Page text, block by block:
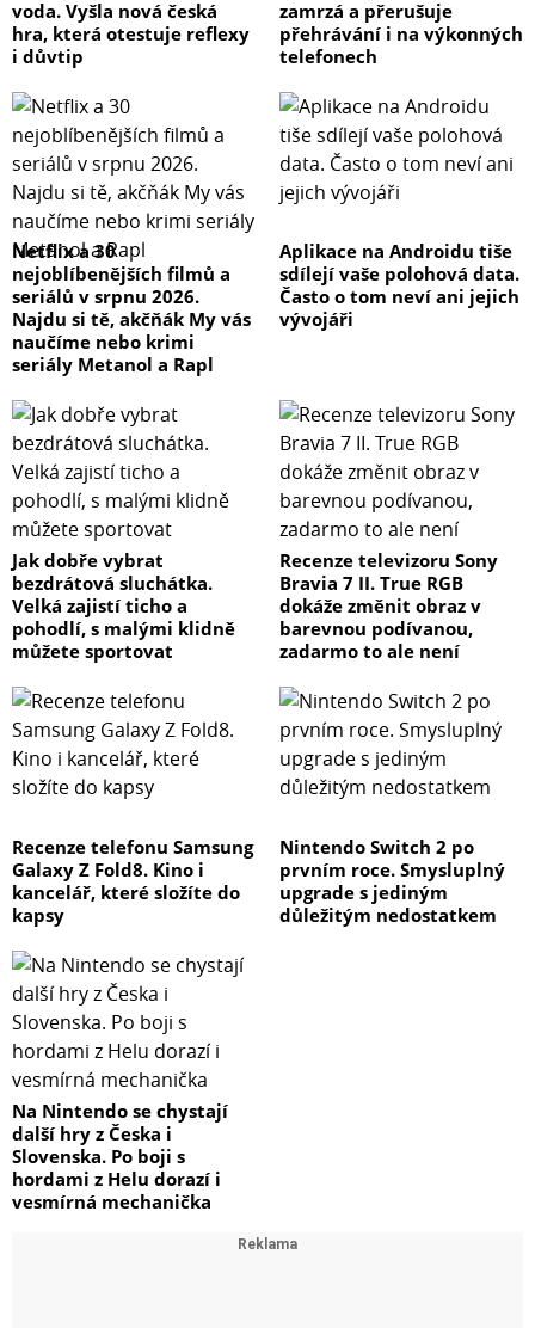
voda. Vyšla nová česká
hra, která otestuje reflexy
i důvtip
zamrzá a přerušuje
přehrávání i na výkonných
telefonech
Netflix a 30
nejoblíbenějších filmů a
seriálů v srpnu 2026.
Najdu si tě, akčňák My vás
naučíme nebo krimi
seriály Metanol a Rapl
Aplikace na Androidu tiše
sdílejí vaše polohová data.
Často o tom neví ani jejich
vývojáři
Jak dobře vybrat
bezdrátová sluchátka.
Velká zajistí ticho a
pohodlí, s malými klidně
můžete sportovat
Recenze televizoru Sony
Bravia 7 II. True RGB
dokáže změnit obraz v
barevnou podívanou,
zadarmo to ale není
Recenze telefonu Samsung
Galaxy Z Fold8. Kino i
kancelář, které složíte do
kapsy
Nintendo Switch 2 po
prvním roce. Smysluplný
upgrade s jediným
důležitým nedostatkem
Na Nintendo se chystají
další hry z Česka i
Slovenska. Po boji s
hordami z Helu dorazí i
vesmírná mechanička